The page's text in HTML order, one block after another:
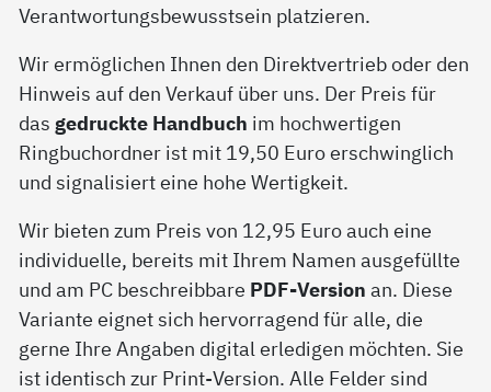
Verantwortungsbewusstsein platzieren.
Wir ermöglichen Ihnen den Direktvertrieb oder den
Hinweis auf den Verkauf über uns. Der Preis für
das gedruckte Handbuch im hochwertigen
Ringbuchordner ist mit 19,50 Euro erschwinglich
und signalisiert eine hohe Wertigkeit.
Wir bieten zum Preis von 12,95 Euro auch eine
individuelle, bereits mit Ihrem Namen ausgefüllte
und am PC beschreibbare PDF-Version an. Diese
Variante eignet sich hervorragend für alle, die
gerne Ihre Angaben digital erledigen möchten. Sie
ist identisch zur Print-Version. Alle Felder sind